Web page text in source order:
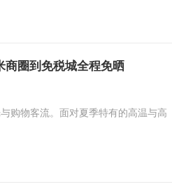
商圈到免税城全程免晒
购物客流。面对夏季特有的高温与高